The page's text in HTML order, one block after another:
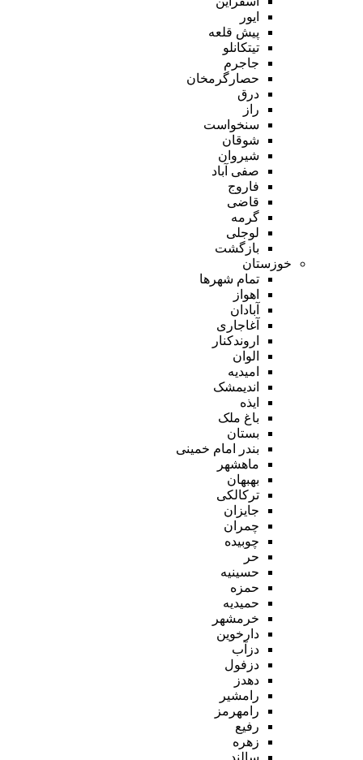
ایور
پیش قلعه
تیتکانلو
جاجرم
حصارگرمخان
درق
راز
سنخواست
شوقان
شیروان
صفی آباد
فاروج
قاضی
گرمه
لوجلی
بازگشت
خوزستان
تمام شهر‌ها
اهواز
آبادان
آغاجاری
اروندکنار
الوان
امیدیه
اندیمشک
ایذه
باغ ملک
بستان
بندر امام خمینی
ماهشهر
بهبهان
ترکالکی
جایزان
چمران
چوبیده
حر
حسینیه
حمزه
حمیدیه
خرمشهر
دارخوین
دزآب
دزفول
دهدز
رامشیر
رامهرمز
رفیع
زهره
سالند